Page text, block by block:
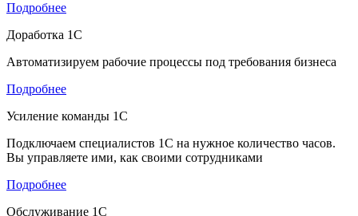
Подробнее
Доработка 1С
Автоматизируем рабочие процессы под требования бизнеса
Подробнее
Усиление команды 1С
Подключаем специалистов 1С на нужное количество часов.
Вы управляете ими, как своими сотрудниками
Подробнее
Обслуживание 1С